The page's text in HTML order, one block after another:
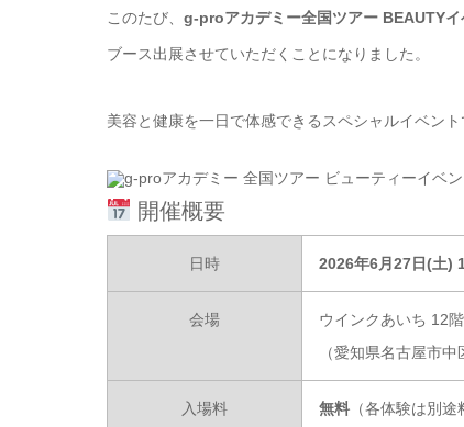
このたび、 g-proアカデミー全国ツアー BEAUTY
ブース出展させていただくことになりました。
美容と健康を一日で体感できるスペシャルイベン
開催概要
日時 2026年6月27日(土)
会場
ウインクあいち 12
（愛知県名古屋市中
入場料 無料 （各体験は別途